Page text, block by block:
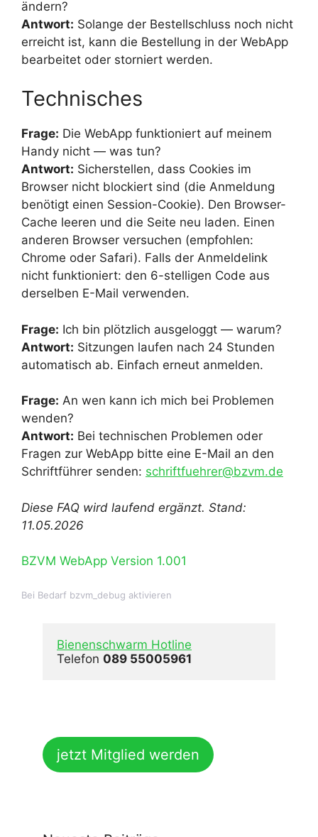
ändern?
Antwort: Solange der Bestellschluss noch nicht
erreicht ist, kann die Bestellung in der WebApp
bearbeitet oder storniert werden.
Technisches
Frage: Die WebApp funktioniert auf meinem
Handy nicht — was tun?
Antwort: Sicherstellen, dass Cookies im
Browser nicht blockiert sind (die Anmeldung
benötigt einen Session-Cookie). Den Browser-
Cache leeren und die Seite neu laden. Einen
anderen Browser versuchen (empfohlen:
Chrome oder Safari). Falls der Anmeldelink
nicht funktioniert: den 6-stelligen Code aus
derselben E-Mail verwenden.
Frage: Ich bin plötzlich ausgeloggt — warum?
Antwort: Sitzungen laufen nach 24 Stunden
automatisch ab. Einfach erneut anmelden.
Frage: An wen kann ich mich bei Problemen
wenden?
Antwort: Bei technischen Problemen oder
Fragen zur WebApp bitte eine E-Mail an den
Schriftführer senden: schriftfuehrer@bzvm.de
Diese FAQ wird laufend ergänzt. Stand:
11.05.2026
BZVM WebApp Version 1.001
Bei Bedarf bzvm_debug aktivieren
Bienenschwarm Hotline
Telefon 089 55005961
jetzt Mitglied werden